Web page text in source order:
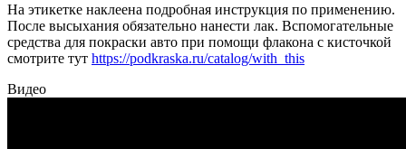
На этикетке наклеена подробная инструкция по применению.
После высыхания обязательно нанести лак. Вспомогательные
средства для покраски авто при помощи флакона с кисточкой
смотрите тут https://podkraska.ru/catalog/with_this
Видео